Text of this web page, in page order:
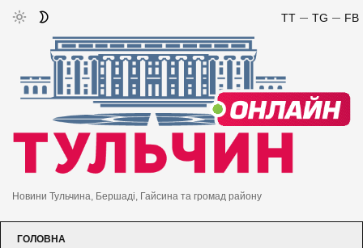
FB
TG
TT
Новини Тульчина, Бершаді, Гайсина та громад району
ГОЛОВНА